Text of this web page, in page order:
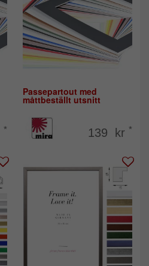
*
Passepartout med
måttbeställt utsnitt
139 kr *